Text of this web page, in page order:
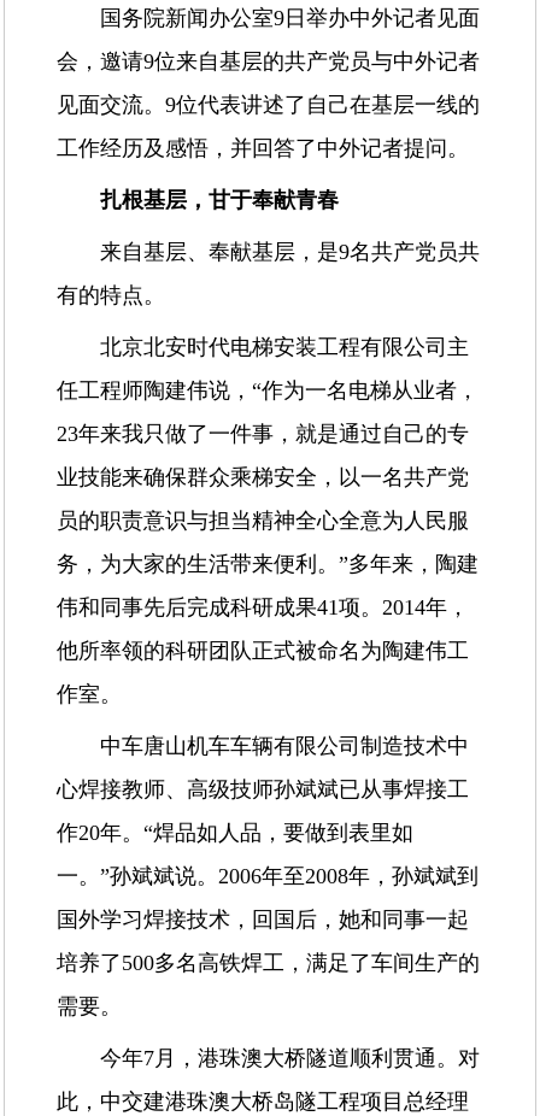
国务院新闻办公室9日举办中外记者见面
会，邀请9位来自基层的共产党员与中外记者
见面交流。9位代表讲述了自己在基层一线的
工作经历及感悟，并回答了中外记者提问。
扎根基层，甘于奉献青春
来自基层、奉献基层，是9名共产党员共
有的特点。
北京北安时代电梯安装工程有限公司主
任工程师陶建伟说，“作为一名电梯从业者，
23年来我只做了一件事，就是通过自己的专
业技能来确保群众乘梯安全，以一名共产党
员的职责意识与担当精神全心全意为人民服
务，为大家的生活带来便利。”多年来，陶建
伟和同事先后完成科研成果41项。2014年，
他所率领的科研团队正式被命名为陶建伟工
作室。
中车唐山机车车辆有限公司制造技术中
心焊接教师、高级技师孙斌斌已从事焊接工
作20年。“焊品如人品，要做到表里如
一。”孙斌斌说。2006年至2008年，孙斌斌到
国外学习焊接技术，回国后，她和同事一起
培养了500多名高铁焊工，满足了车间生产的
需要。
今年7月，港珠澳大桥隧道顺利贯通。对
此，中交建港珠澳大桥岛隧工程项目总经理